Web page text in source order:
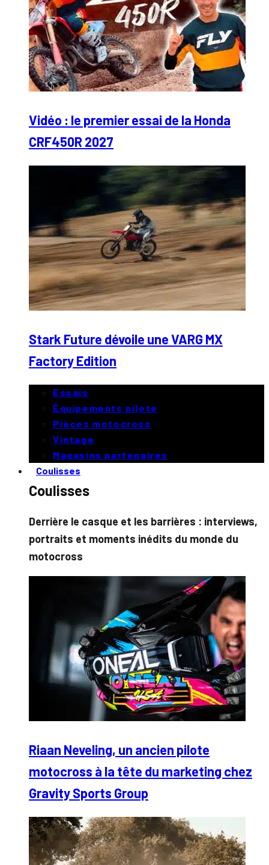
Vidéo : le premier essai de la Honda
CRF450R 2027
Stark Future dévoile une VARG MX
Factory Edition
Essais
Équipements pilote
Pièces motocross
Vintage
Magasins partenaires
Coulisses
Coulisses
Derrière le casque et les barrières : interviews,
portraits et moments inédits du monde du
motocross
Riaan Neveling, un ancien pilote
motocross à la tête du marketing chez
Gravity Sports Group